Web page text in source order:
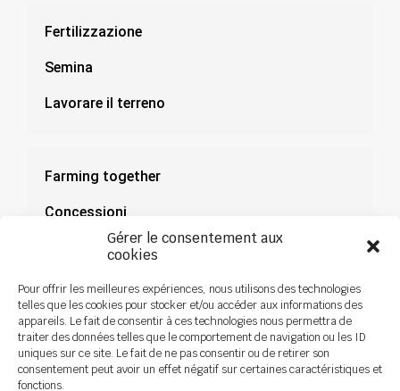
Gérer le consentement aux
cookies
Pour offrir les meilleures expériences, nous utilisons des technologies
telles que les cookies pour stocker et/ou accéder aux informations des
appareils. Le fait de consentir à ces technologies nous permettra de
traiter des données telles que le comportement de navigation ou les ID
uniques sur ce site. Le fait de ne pas consentir ou de retirer son
consentement peut avoir un effet négatif sur certaines caractéristiques et
fonctions.
Fertilizzazione
Semina
Lavorare il terreno
Farming together
Concessioni
Documentazione
Notizie